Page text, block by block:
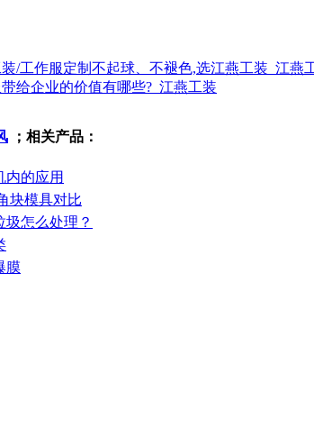
/工作服定制不起球、不褪色,选江燕工装_江燕
给企业的价值有哪些?_江燕工装
；相关产品：
内的应用
块模具对比
圾怎么处理？
膜